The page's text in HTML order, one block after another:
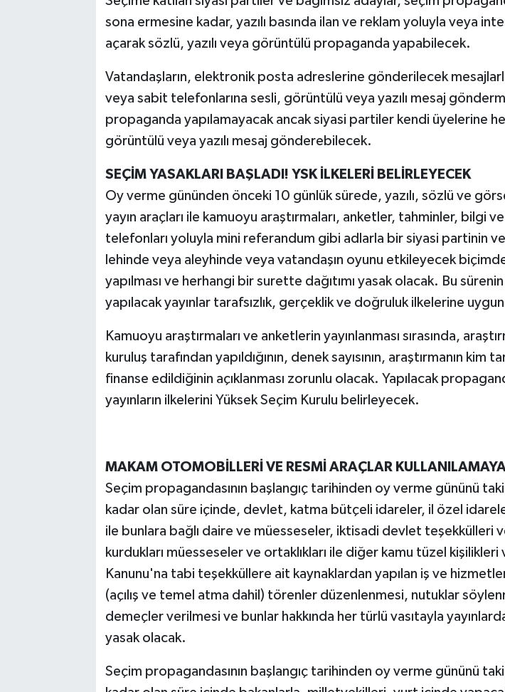
sona ermesine kadar, yazılı basında ilan ve reklam yoluyla veya
açarak sözlü, yazılı veya görüntülü propaganda yapabilecek.
Vatandaşların, elektronik posta adreslerine gönderilecek
veya sabit telefonlarına sesli, görüntülü veya yazılı mesaj
propaganda yapılamayacak ancak siyasi partiler kendi üyelerine
görüntülü veya yazılı mesaj gönderebilecek.
SEÇİM YASAKLARI BAŞLADI! YSK İLKELERİ BELİRLEYECEK
Oy verme gününden önceki 10 günlük sürede, yazılı, sözlü ve
yayın araçları ile kamuoyu araştırmaları, anketler, tahminler, bilgi
telefonları yoluyla mini referandum gibi adlarla bir siyasi partinin
lehinde veya aleyhinde veya vatandaşın oyunu etkileyecek
yapılması ve herhangi bir surette dağıtımı yasak olacak. Bu sürenin
yapılacak yayınlar tarafsızlık, gerçeklik ve doğruluk ilkelerine
Kamuoyu araştırmaları ve anketlerin yayınlanması sırasında,
kuruluş tarafından yapıldığının, denek sayısının, araştırmanın kim
finanse edildiğinin açıklanması zorunlu olacak. Yapılacak
yayınların ilkelerini Yüksek Seçim Kurulu belirleyecek.
MAKAM OTOMOBİLLERİ VE RESMİ ARAÇLAR
Seçim propagandasının başlangıç tarihinden oy verme gününü
kadar olan süre içinde, devlet, katma bütçeli idareler, il özel
ile bunlara bağlı daire ve müesseseler, iktisadi devlet teşekkülleri
kurdukları müesseseler ve ortaklıkları ile diğer kamu tüzel kişilikleri
Kanunu'na tabi teşekküllere ait kaynaklardan yapılan iş ve
(açılış ve temel atma dahil) törenler düzenlenmesi, nutuklar
demeçler verilmesi ve bunlar hakkında her türlü vasıtayla
yasak olacak.
Seçim propagandasının başlangıç tarihinden oy verme gününü